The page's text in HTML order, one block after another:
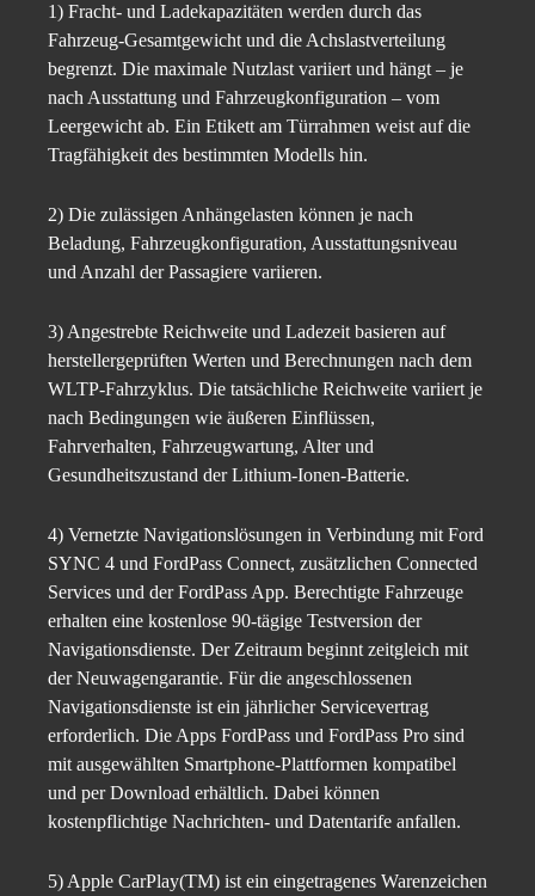
1) Fracht- und Ladekapazitäten werden durch das
Fahrzeug-Gesamtgewicht und die Achslastverteilung
begrenzt. Die maximale Nutzlast variiert und hängt – je
nach Ausstattung und Fahrzeugkonfiguration – vom
Leergewicht ab. Ein Etikett am Türrahmen weist auf die
Tragfähigkeit des bestimmten Modells hin.
2) Die zulässigen Anhängelasten können je nach
Beladung, Fahrzeugkonfiguration, Ausstattungsniveau
und Anzahl der Passagiere variieren.
3) Angestrebte Reichweite und Ladezeit basieren auf
herstellergeprüften Werten und Berechnungen nach dem
WLTP-Fahrzyklus. Die tatsächliche Reichweite variiert je
nach Bedingungen wie äußeren Einflüssen,
Fahrverhalten, Fahrzeugwartung, Alter und
Gesundheitszustand der Lithium-Ionen-Batterie.
4) Vernetzte Navigationslösungen in Verbindung mit Ford
SYNC 4 und FordPass Connect, zusätzlichen Connected
Services und der FordPass App. Berechtigte Fahrzeuge
erhalten eine kostenlose 90-tägige Testversion der
Navigationsdienste. Der Zeitraum beginnt zeitgleich mit
der Neuwagengarantie. Für die angeschlossenen
Navigationsdienste ist ein jährlicher Servicevertrag
erforderlich. Die Apps FordPass und FordPass Pro sind
mit ausgewählten Smartphone-Plattformen kompatibel
und per Download erhältlich. Dabei können
kostenpflichtige Nachrichten- und Datentarife anfallen.
5) Apple CarPlay(TM) ist ein eingetragenes Warenzeichen